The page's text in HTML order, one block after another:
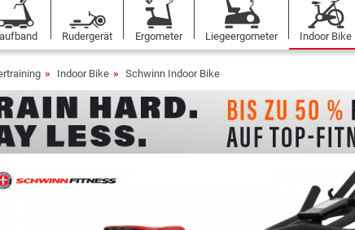
Rudergerät Ergometer Liegeergometer Indoor Bike
Indoor Bike Schwinn Indoor Bike